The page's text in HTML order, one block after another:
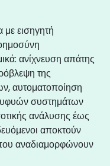
εισηγητή
ανίχνευση απάτης
της
αυτοματοποίηση
συστημάτων
ανάλυσης έως
αποκτούν
αναδιαμορφώνουν